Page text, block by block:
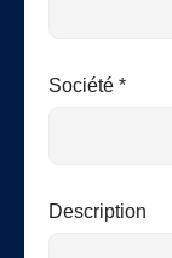
Société *
Description